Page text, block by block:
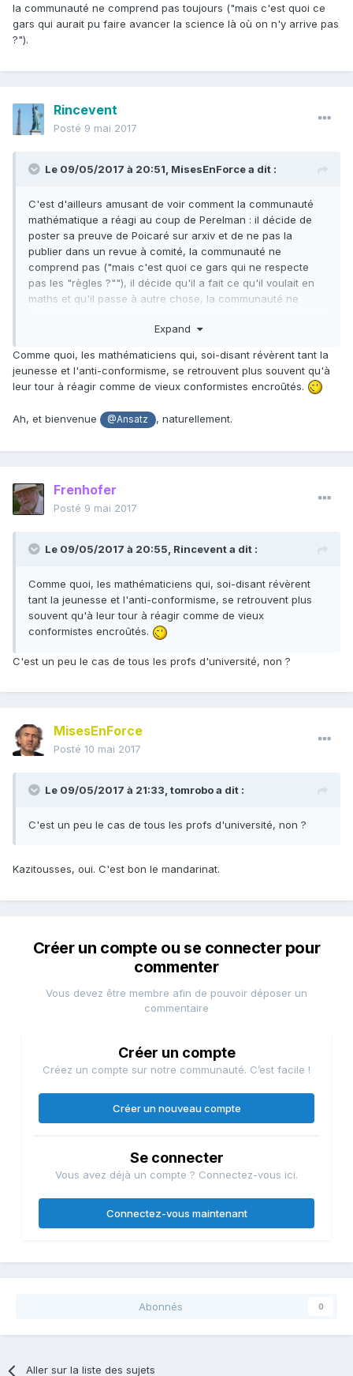
la communauté ne comprend pas toujours ("mais c'est quoi ce
gars qui aurait pu faire avancer la science là où on n'y arrive pas
?").
Rincevent
Posté 9 mai 2017
Le 09/05/2017 à 20:51, MisesEnForcea dit :
C'est d'ailleurs amusant de voir comment la communauté
mathématique a réagi au coup de Perelman : il décide de
poster sa preuve de Poicaré sur arxiv et de ne pas la
publier dans un revue à comité, la communauté ne
comprend pas ("mais c'est quoi ce gars qui ne respecte
pas les "règles ?""), il décide qu'il a fait ce qu'il voulait en
maths et qu'il passe à autre chose, la communauté ne
pu faire avancer la science là où on n'y arrive pas ?").
Expand
Comme quoi, les mathématiciens qui, soi-disant révèrent tant la
jeunesse et l'anti-conformisme, se retrouvent plus souvent qu'à
leur tour à réagir comme de vieux conformistes encroûtés.
Ah, et bienvenue @Ansatz , naturellement.
Frenhofer
Posté 9 mai 2017
Le 09/05/2017 à 20:55, Rinceventa dit :
Comme quoi, les mathématiciens qui, soi-disant révèrent
tant la jeunesse et l'anti-conformisme, se retrouvent plus
souvent qu'à leur tour à réagir comme de vieux
conformistes encroûtés.
C'est un peu le cas de tous les profs d'université, non ?
MisesEnForce
Posté 10 mai 2017
Le 09/05/2017 à 21:33, tomroboa dit :
C'est un peu le cas de tous les profs d'université, non ?
Kazitousses, oui. C'est bon le mandarinat.
Créer un compte ou se connecter pour
commenter
Vous devez être membre afin de pouvoir déposer un
commentaire
Créer un compte
Créez un compte sur notre communauté. C’est facile !
Créer un nouveau compte
Se connecter
Vous avez déjà un compte ? Connectez-vous ici.
Connectez-vous maintenant
Abonnés 0
Aller sur la liste des sujets